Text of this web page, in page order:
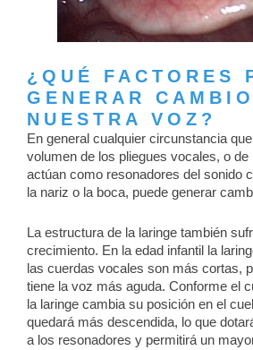
¿QUÉ FACTORES
GENERAR
NUESTRA VOZ?
En general cualquier circunstancia
volumen de los pliegues vocales, o
actúan como resonadores del sonido
la nariz o la boca, puede generar
La estructura de la laringe también
crecimiento. En la edad infantil la
las cuerdas vocales son más cortas,
tiene la voz más aguda. Conforme el
la laringe cambia su posición en el
quedará más descendida, lo que
a los resonadores y permitirá un